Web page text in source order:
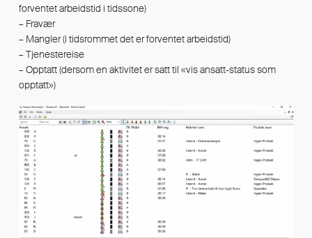
forventet arbeidstid i tidssone)
– Fravær
– Mangler (i tidsrommet det er forventet arbeidstid)
– Tjenestereise
– Opptatt (dersom en aktivitet er satt til «vis ansatt-status som
opptatt»)